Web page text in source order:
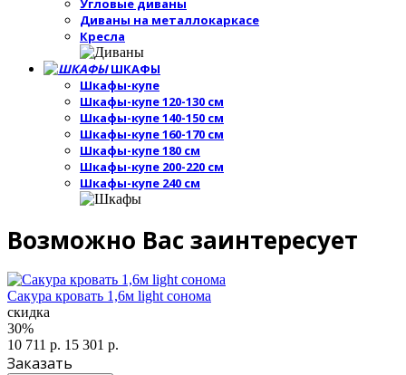
Угловые диваны
Диваны на металлокаркасе
Кресла
ШКАФЫ
Шкафы-купе
Шкафы-купе 120-130 см
Шкафы-купе 140-150 см
Шкафы-купе 160-170 см
Шкафы-купе 180 см
Шкафы-купе 200-220 см
Шкафы-купе 240 см
Возможно Вас заинтересует
Сакура кровать 1,6м light сонома
скидка
30%
10 711 р. 15 301 р.
Заказать